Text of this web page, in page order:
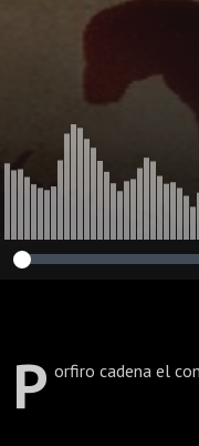
P orfiro cadena el